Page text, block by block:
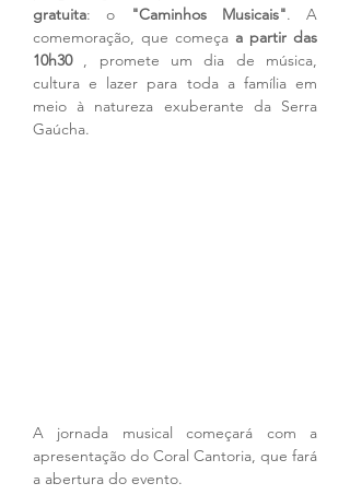
gratuita: o "Caminhos Musicais". A
comemoração, que começa a partir das
10h30 , promete um dia de música,
cultura e lazer para toda a família em
meio à natureza exuberante da Serra
Gaúcha.
A jornada musical começará com a
apresentação do Coral Cantoria, que fará
a abertura do evento.